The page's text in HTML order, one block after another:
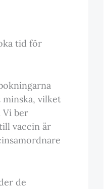
tid för
vilket
Vi ber
vaccin är
de